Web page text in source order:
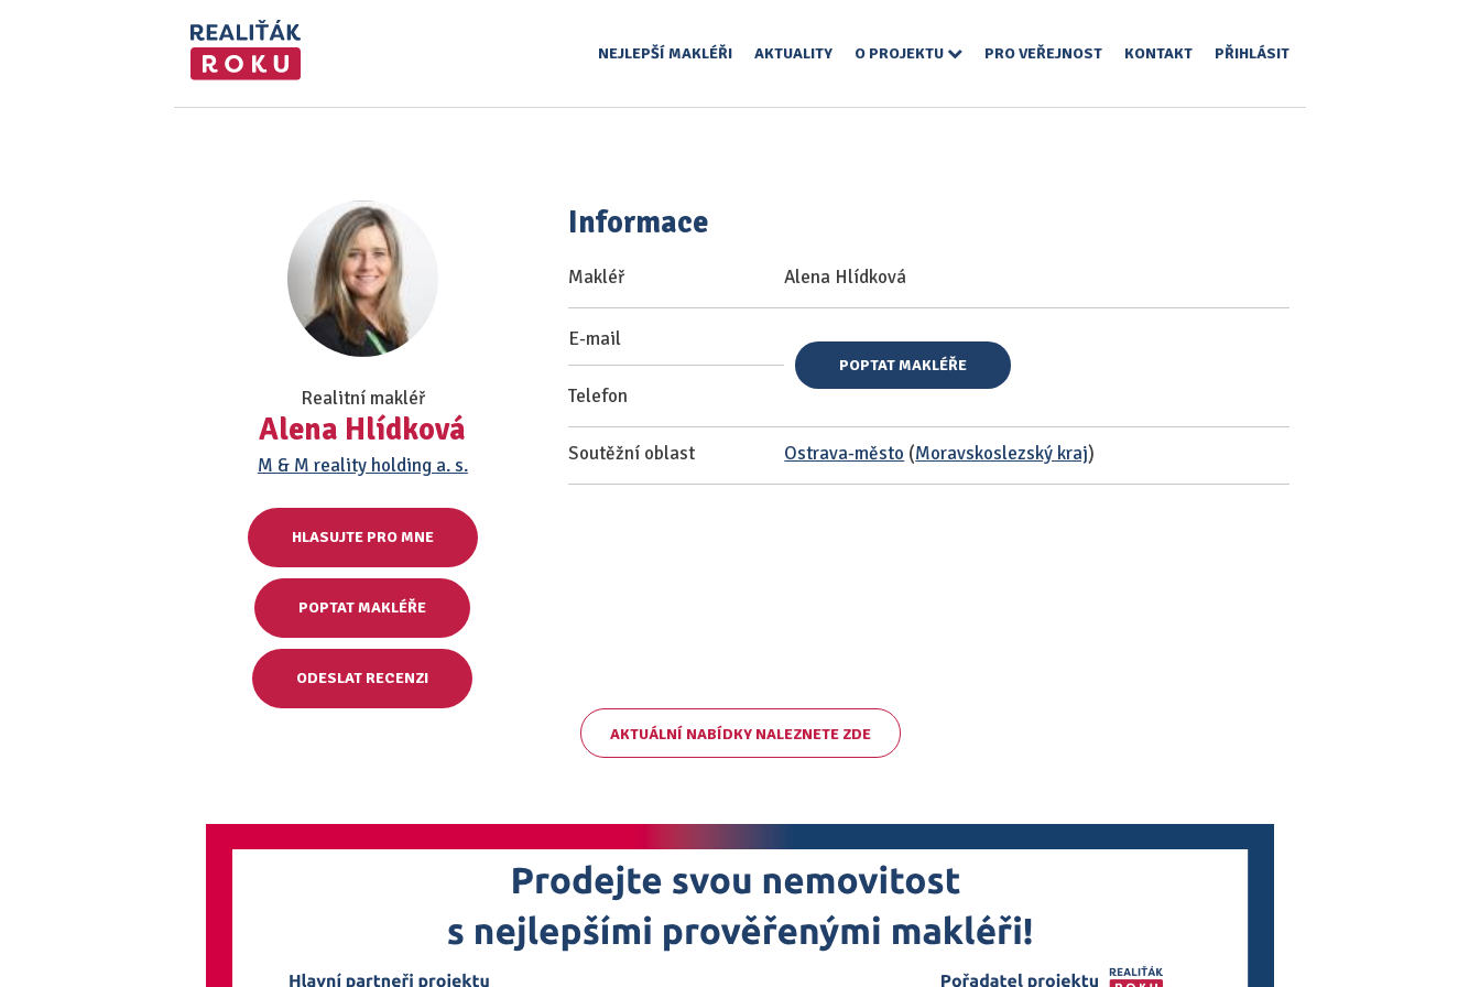
NEJLEPŠÍ MAKLÉŘI AKTUALITY O PROJEKTU PRO VEŘEJNOST KONTAKT PŘIHLÁSIT
Realitní makléř
Alena Hlídková
M & M reality holding a. s.
HLASUJTE PRO MNE
POPTAT MAKLÉŘE
ODESLAT RECENZI
Informace
Makléř Alena Hlídková
E-mail
Telefon
POPTAT MAKLÉŘE
Soutěžní oblast Ostrava-město (Moravskoslezský kraj)
AKTUÁLNÍ NABÍDKY NALEZNETE ZDE